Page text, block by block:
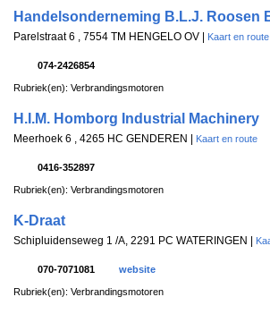
Handelsonderneming B.L.J. Roosen
Parelstraat 6 , 7554 TM HENGELO OV | Kaart en route
074-2426854
Rubriek(en): Verbrandingsmotoren
H.I.M. Homborg Industrial Machinery
Meerhoek 6 , 4265 HC GENDEREN | Kaart en route
0416-352897
Rubriek(en): Verbrandingsmotoren
K-Draat
Schipluidenseweg 1 /A, 2291 PC WATERINGEN |
070-7071081 website
Rubriek(en): Verbrandingsmotoren